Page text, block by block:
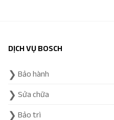
DỊCH VỤ BOSCH
Bảo hành
Sửa chữa
Bảo trì